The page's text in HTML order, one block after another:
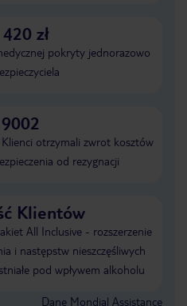
zł
pokryty jednorazowo
otrzymali zwrot kosztów
od rezygnacji
Klientów
All Inclusive - rozszerzenie
i następstw nieszczęśliwych
pod wpływem alkoholu
Dane Mondial Assistance